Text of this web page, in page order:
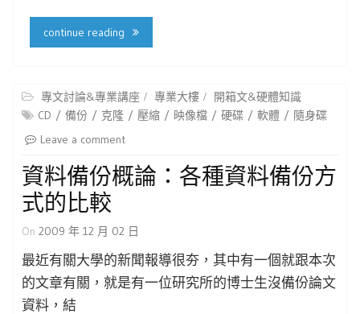
continue reading
專文討論&專業講座 專業大樓
開箱文&硬體知識
CD
備份 克隆 壓縮 映像檔 硬碟 軟體
隨身碟
Leave a comment
資料備份概論：各種資料備份方
式的比較
On 2009 年 12 月 02 日
最近有關大學的新聞報導很夯，其中有一個就跟本次
的文章有關，就是有一位研究所的博士生沒備份論文
資料，結